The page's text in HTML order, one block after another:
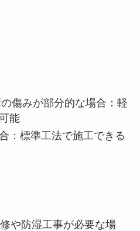
傷みが部分的な場合：軽
能
：標準工法で施工できる
や防湿工事が必要な場